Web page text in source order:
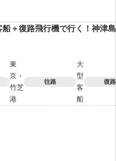
船＋復路飛行機で行く！神津
東
京・
竹芝
港
往路
大
型
客
船
復路